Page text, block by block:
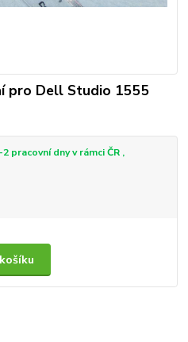
pro Dell Studio 1555
pracovní dny v rámci ČR ,